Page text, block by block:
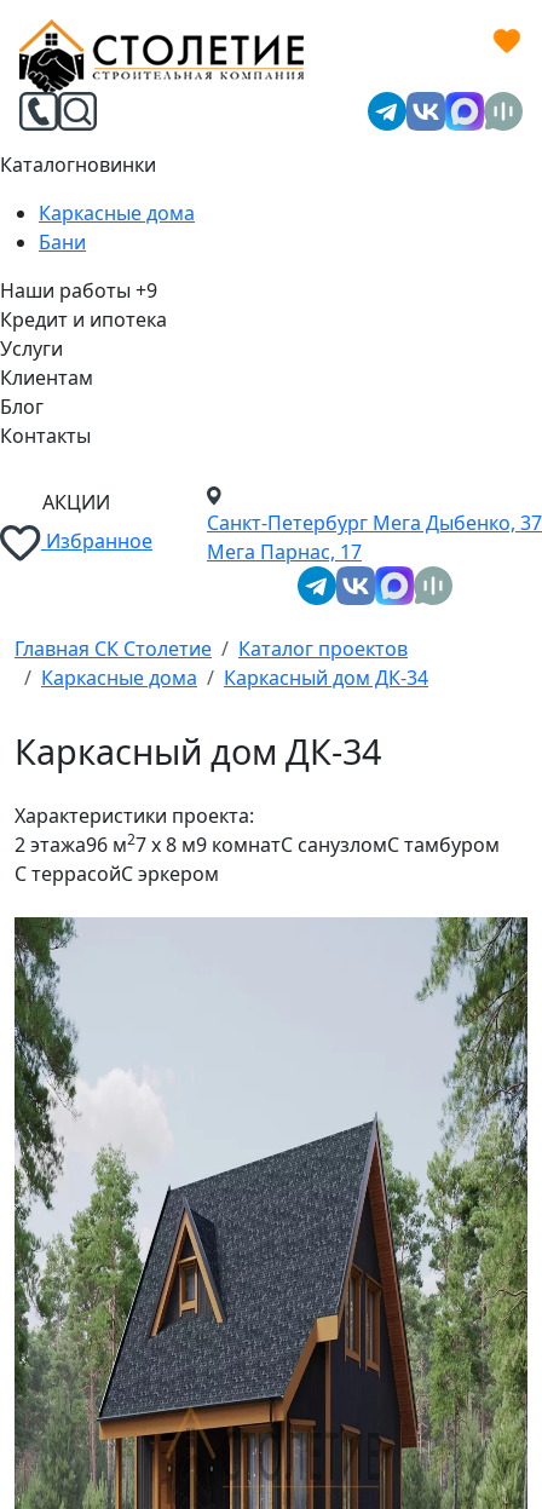
Каталогновинки
Каркасные дома
Бани
Наши работы +9
Кредит и ипотека
Услуги
Клиентам
Блог
Контакты
АКЦИИ
Избранное
Санкт-Петербург Мега Дыбенко, 37
Мега Парнас, 17
Главная СК Столетие
Каталог проектов
Каркасные дома
Каркасный дом ДК-34
Каркасный дом ДК-34
Характеристики проекта:
2 этажа96 м27 x 8 м9 комнатС санузломС тамбуром
С террасойС эркером